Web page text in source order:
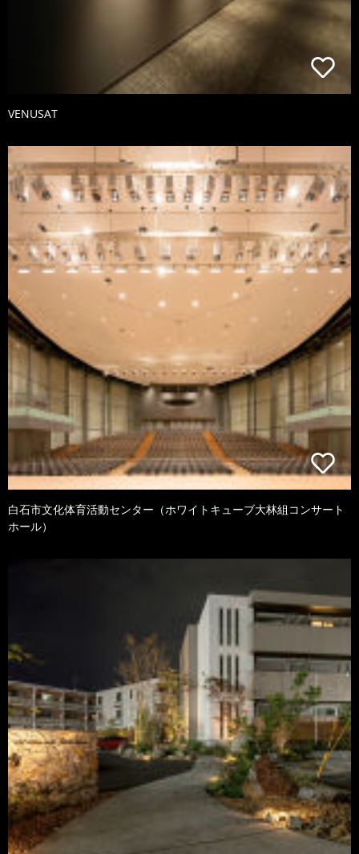
VENUSAT
白石市文化体育活動センター（ホワイトキューブ大林組コンサート
ホール）